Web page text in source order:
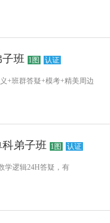
子班 1图 认证
+班群答疑+模考+精美周边
科弟子班 1图 认证
学逻辑24H答疑，有